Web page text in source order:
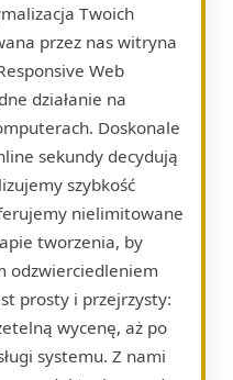
Twoich
przez nas witryna
Web
działanie na
Doskonale
sekundy decydują
szybkość
nielimitowane
tworzenia, by
odzwierciedleniem
prosty i przejrzysty:
wycenę, aż po
systemu. Z nami